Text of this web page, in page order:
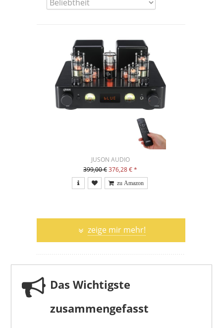
JUSON AUDIO
399,00 €376,28 €*
zeige mir mehr!
Das Wichtigste
zusammengefasst